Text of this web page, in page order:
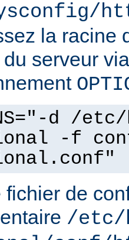
la racine
serveur
d /
-f
fichier de
/etc/